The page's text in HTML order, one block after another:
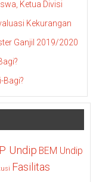
Ketua Divisi
Kekurangan
Ganjil 2019/2020
Bagi?
Undip BEM Undip
Fasilitas